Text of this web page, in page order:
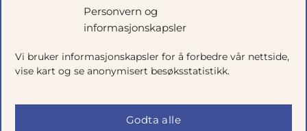
Personvern og
informasjonskapsler
Vi bruker informasjonskapsler for å forbedre vår nettside,
vise kart og se anonymisert besøksstatistikk.
Godta alle
Fjordgata 46, 7010 TRONDHEIM